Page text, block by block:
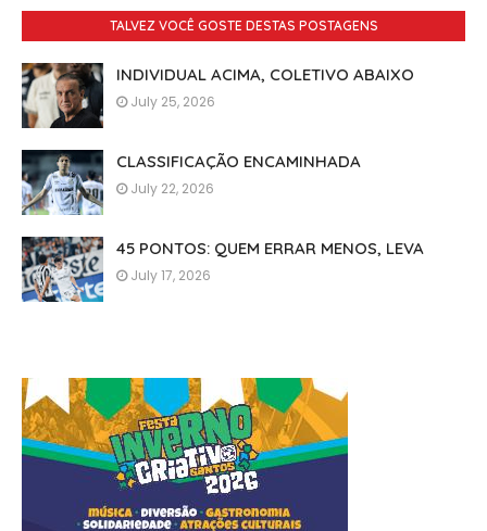
TALVEZ VOCÊ GOSTE DESTAS POSTAGENS
INDIVIDUAL ACIMA, COLETIVO ABAIXO
July 25, 2026
CLASSIFICAÇÃO ENCAMINHADA
July 22, 2026
45 PONTOS: QUEM ERRAR MENOS, LEVA
July 17, 2026